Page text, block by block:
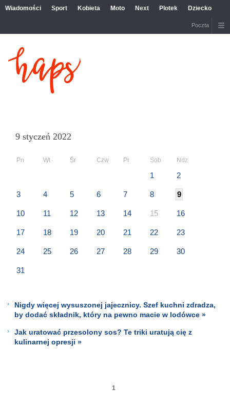
Wiadomości Sport Kobieta Moto Next Plotek Dziecko
Poczta
9 styczeń 2022
Pn Wt Śr Czw Pt Sob Ndz
1 2
3 4 5 6 7 8 9
10 11 12 13 14 15 16
17 18 19 20 21 22 23
24 25 26 27 28 29 30
31
Nigdy więcej wysuszonej jajecznicy. Szef kuchni zdradza,
by dodać składnik, który na pewno macie w lodówce »
Jak uratować przesolony sos? Te triki uratują cię z
kulinarnej opresji »
1